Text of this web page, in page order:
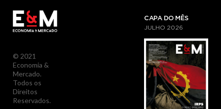
© 2021
Economia &
Mercado.
Todos os
Direitos
Reservados.
CAPA DO MÊS
JULHO 2026